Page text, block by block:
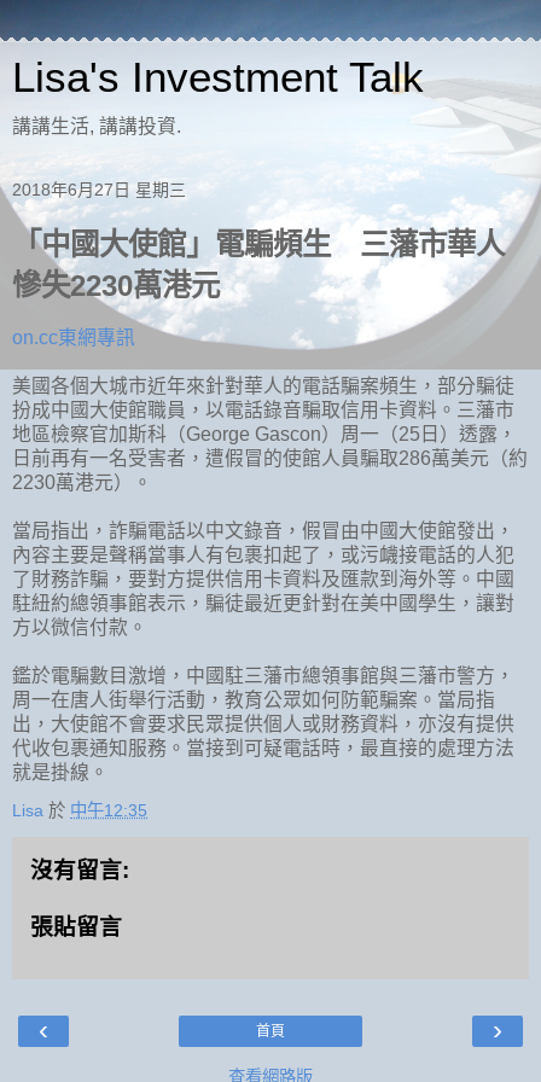
Lisa's Investment Talk
講講生活, 講講投資.
2018年6月27日 星期三
「中國大使館」電騙頻生 三藩市華人
慘失2230萬港元
on.cc東網專訊
美國各個大城市近年來針對華人的電話騙案頻生，部分騙徒
扮成中國大使館職員，以電話錄音騙取信用卡資料。三藩市
地區檢察官加斯科（George Gascon）周一（25日）透露，
日前再有一名受害者，遭假冒的使館人員騙取286萬美元（約
2230萬港元）。
當局指出，詐騙電話以中文錄音，假冒由中國大使館發出，
內容主要是聲稱當事人有包裹扣起了，或污衊接電話的人犯
了財務詐騙，要對方提供信用卡資料及匯款到海外等。中國
駐紐約總領事館表示，騙徒最近更針對在美中國學生，讓對
方以微信付款。
鑑於電騙數目激增，中國駐三藩市總領事館與三藩市警方，
周一在唐人街舉行活動，教育公眾如何防範騙案。當局指
出，大使館不會要求民眾提供個人或財務資料，亦沒有提供
代收包裹通知服務。當接到可疑電話時，最直接的處理方法
就是掛線。
Lisa 於 中午12:35
沒有留言:
張貼留言
‹ ›
首頁
查看網路版